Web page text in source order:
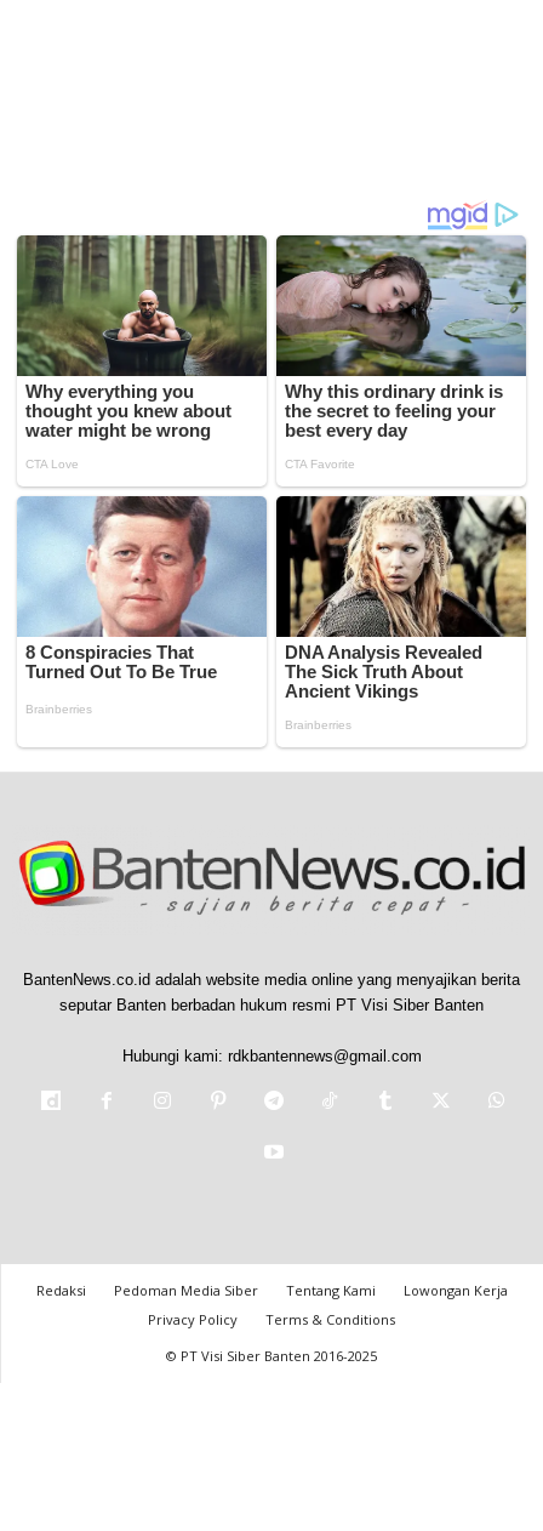
BantenNews.co.id adalah website media online yang menyajikan berita
seputar Banten berbadan hukum resmi PT Visi Siber Banten
Hubungi kami: rdkbantennews@gmail.com
Redaksi Pedoman Media Siber Tentang Kami
Lowongan Kerja
Privacy Policy
Terms & Conditions
© PT Visi Siber Banten 2016-2025